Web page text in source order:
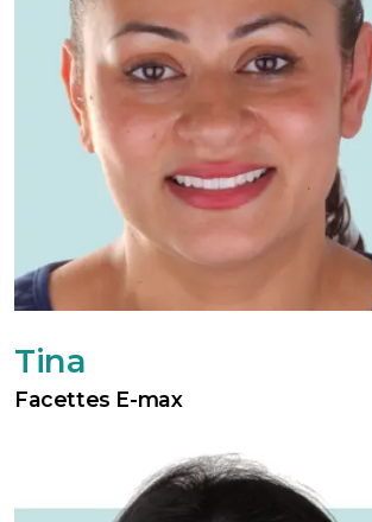
Tina
Facettes E-max